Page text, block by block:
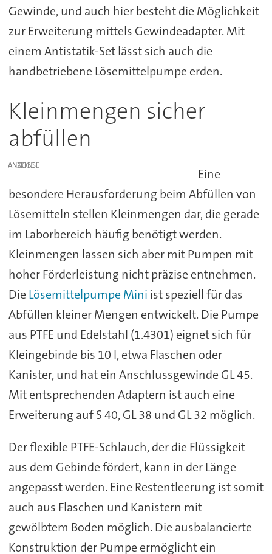
Gewinde, und auch hier besteht die Möglichkeit
zur Erweiterung mittels Gewindeadapter. Mit
einem Antistatik-Set lässt sich auch die
handbetriebene Lösemittelpumpe erden.
Kleinmengen sicher
abfüllen
ANZEIGE
Eine
besondere Herausforderung beim Abfüllen von
Lösemitteln stellen Kleinmengen dar, die gerade
im Laborbereich häufig benötigt werden.
Kleinmengen lassen sich aber mit Pumpen mit
hoher Förderleistung nicht präzise entnehmen.
Die Lösemittelpumpe Mini ist speziell für das
Abfüllen kleiner Mengen entwickelt. Die Pumpe
aus PTFE und Edelstahl (1.4301) eignet sich für
Kleingebinde bis 10 l, etwa Flaschen oder
Kanister, und hat ein Anschlussgewinde GL 45.
Mit entsprechenden Adaptern ist auch eine
Erweiterung auf S 40, GL 38 und GL 32 möglich.
Der flexible PTFE-Schlauch, der die Flüssigkeit
aus dem Gebinde fördert, kann in der Länge
angepasst werden. Eine Restentleerung ist somit
auch aus Flaschen und Kanistern mit
gewölbtem Boden möglich. Die ausbalancierte
Konstruktion der Pumpe ermöglicht ein